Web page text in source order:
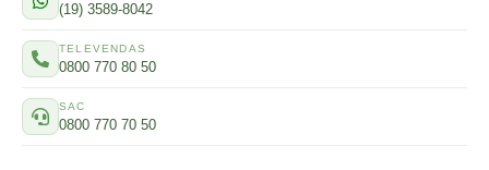
(19) 3589-8042
TELEVENDAS
0800 770 80 50
SAC
0800 770 70 50